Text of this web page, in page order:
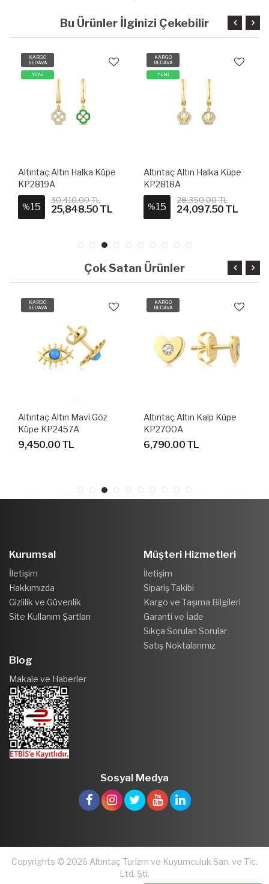
Bu Ürünler İlginizi Çekebilir
KARGO
BEDAVA
YENİ
Altıntaç Altın Halka Küpe
KP2819A
%15
30,410.00 TL
25,848.50 TL
KARGO
BEDAVA
YENİ
Altıntaç Altın Halka Küpe
KP2818A
%15
28,350.00 TL
24,097.50 TL
Çok Satan Ürünler
KARGO
BEDAVA
Altıntaç Altın Mavi Göz
Küpe KP2457A
9,450.00 TL
KARGO
BEDAVA
Altıntaç Altın Kalp Küpe
KP2700A
6,790.00 TL
Kurumsal
İletişim
Hakkımızda
Gizlilik ve Güvenlik
Site Kullanım Şartları
Müşteri Hizmetleri
İletişim
Sipariş Takibi
Kargo ve Taşıma Bilgileri
Garanti ve İade
Sıkça Sorulan Sorular
Satış Noktalarımız
Blog
Makale ve Haberler
Sosyal Medya
Copyrights © 2026 Altıntaç Turizm ve Kuyumculuk San. ve Tic.
Ltd. Şti.